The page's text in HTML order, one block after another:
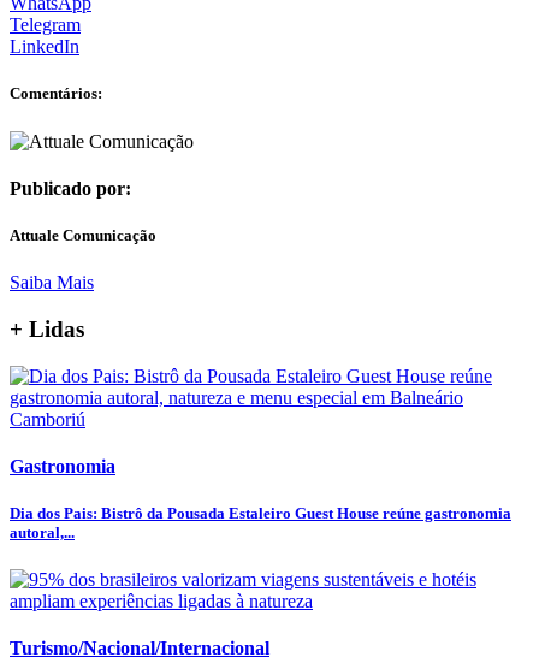
Telegram
LinkedIn
Comentários:
Publicado por:
Attuale Comunicação
Saiba Mais
+ Lidas
Gastronomia
Dia dos Pais: Bistrô da Pousada Estaleiro Guest House reúne gastronomia
autoral,...
Turismo/Nacional/Internacional